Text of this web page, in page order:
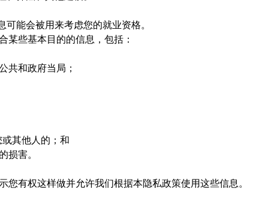
能会被用来考虑您的就业资格。
某些基本目的的信息，包括：
共和政府当局；
其他人的；和
害。
有权这样做并允许我们根据本隐私政策使用这些信息。